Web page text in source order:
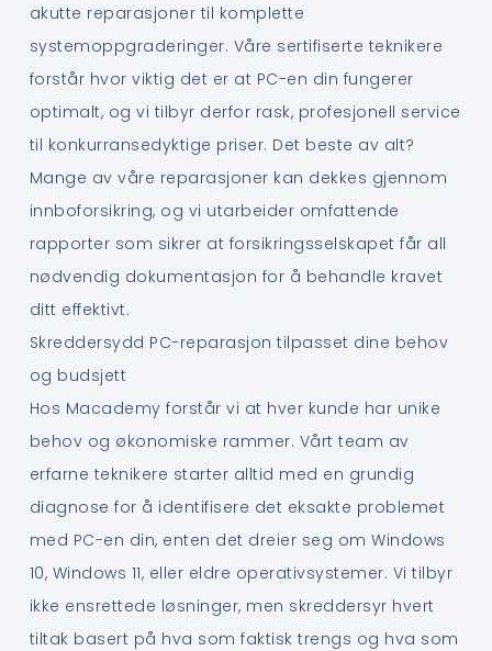
akutte reparasjoner til komplette
systemoppgraderinger. Våre sertifiserte teknikere
forstår hvor viktig det er at PC-en din fungerer
optimalt, og vi tilbyr derfor rask, profesjonell service
til konkurransedyktige priser. Det beste av alt?
Mange av våre reparasjoner kan dekkes gjennom
innboforsikring, og vi utarbeider omfattende
rapporter som sikrer at forsikringsselskapet får all
nødvendig dokumentasjon for å behandle kravet
ditt effektivt.
Skreddersydd PC-reparasjon tilpasset dine behov
og budsjett
Hos Macademy forstår vi at hver kunde har unike
behov og økonomiske rammer. Vårt team av
erfarne teknikere starter alltid med en grundig
diagnose for å identifisere det eksakte problemet
med PC-en din, enten det dreier seg om Windows
10, Windows 11, eller eldre operativsystemer. Vi tilbyr
ikke ensrettede løsninger, men skreddersyr hvert
tiltak basert på hva som faktisk trengs og hva som